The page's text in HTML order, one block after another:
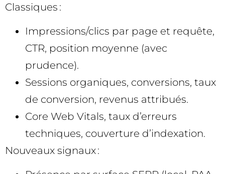
Classiques :
Impressions/clics par page et requête,
CTR, position moyenne (avec
prudence).
Sessions organiques, conversions, taux
de conversion, revenus attribués.
Core Web Vitals, taux d’erreurs
techniques, couverture d’indexation.
Nouveaux signaux :